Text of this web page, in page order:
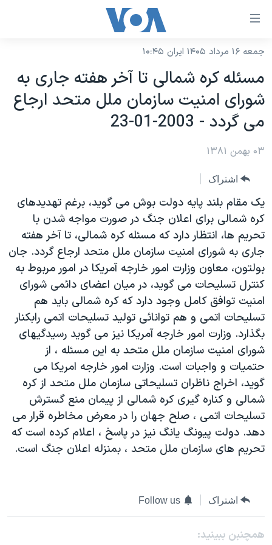
لینکهای
دسترسی
جهش
محتوای
اصلی
صفحه
جهش
جستجو
نسخه سبک وب‌سایت
موضوع ها
ایران
آمریکا
جهان
ورزشی
گزیده‌ها
ویژه برنامه‌ها
فرهنگ و زندگی
حقوق شهروندی
اقتصادی
علم و فناوری
اسرائیل در جنگ
گالری عکس
آرشیو پخش زنده
برنامه های تلویزیونی
جدول برنامه ها
صفحه‌های ویژه
جام جهانی ۲۰۲۶
عملیات خشم حماسی
۲۵۰سالگی آمریکا
بایگانی برنامه‌های تلویزیونی
مستندها
انتخابات ریاست جمهوری آمریکا ۲۰۲۴
حمله جمهوری اسلامی به اسرائیل
رمز مهسا
ورزش زنان در ایران
اعتراضات زن، زندگی، آزادی
مجموعه مستندهای دادخواهی
تریبونال مردمی آبان ۹۸
دادگاه حمید نوری
قانون شفافیت دارائی کادر رهبری ایران
فرکانس‌های صدای آمریکا
پخش رادیویی
یادگیری زبان انگلیسی
دنبال کنید
زبانهای مختلف
جمعه ۱۶ مرداد ۱۴۰۵ ایران ۱۰:۴۵
مسئله کره شمالی تا آخر هفته جاری به
شورای امنيت سازمان ملل متحد ارجاع
می گردد - 2003-01-23
۰۳ بهمن ۱۳۸۱
اشتراک
يک مقام بلند پايه دولت بوش می گويد، برغم تهديدهای
کره شمالی برای اعلان جنگ در صورت مواجه شدن با
تحريم ها، انتظار دارد که مسئله کره شمالی، تا آخر هفته
جاری به شورای امنيت سازمان ملل متحد ارجاع گردد. جان
بولتون، معاون وزارت امور خارجه آمريکا در امور مربوط به
کنترل تسليحات می گويد، در ميان اعضای دائمی شورای
امنيت توافق کامل وجود دارد که کره شمالی بايد هم
تسليحات اتمی و هم توانائی توليد تسليحات اتمی رابکنار
بگذارد. وزارت امور خارجه آمريکا نيز می گويد رسيدگيهای
شورای امنيت سازمان ملل متحد به اين مسئله ، از
حتميات و واجبات است. وزارت امور خارجه امريکا می
گويد، اخراج ناظران تسليحاتی سازمان ملل متحد از کره
شمالی و کناره گيری کره شمالی از پيمان منع گسترش
تسليحات اتمی ، صلح جهان را در معرض مخاطره قرار می
دهد. دولت پيونگ يانگ نيز در پاسخ ، اعلام کرده است که
تحريم های سازمان ملل متحد ، بمنزله اعلان جنگ است.
اشتراک Follow us
همچنبن ببینید: